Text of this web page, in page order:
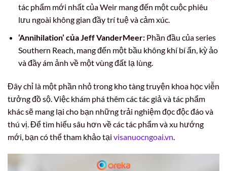
tác phẩm mới nhất của Weir mang đến một cuộc phiêu
lưu ngoài không gian đầy trí tuệ và cảm xúc.
‘Annihilation’ của Jeff VanderMeer:Phần đầu của series
Southern Reach, mang đến một bầu không khí bí ẩn, kỳ ảo
và đầy ám ảnh về một vùng đất lạ lùng.
Đây chỉ là một phần nhỏ trong kho tàng truyện khoa học viễn
tưởng đồ sộ. Việc khám phá thêm các tác giả và tác phẩm
khác sẽ mang lại cho bạn những trải nghiệm đọc độc đáo và
thú vị. Để tìm hiểu sâu hơn về các tác phẩm và xu hướng
mới, bạn có thể tham khảo tại visanuocngoai.vn